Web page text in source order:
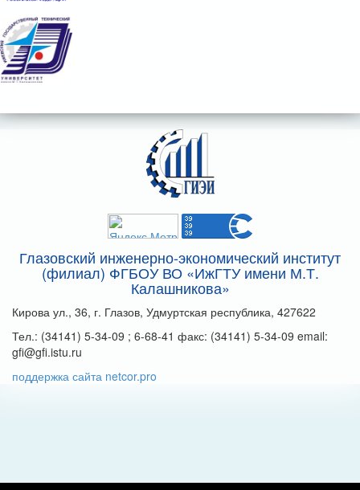
Глазовский инженерно-экономический институт
(филиал) ФГБОУ ВО «ИжГТУ имени М.Т.
Калашникова»
Кирова ул., 36, г. Глазов, Удмуртская республика, 427622
Тел.: (34141) 5-34-09 ; 6-68-41 факс: (34141) 5-34-09 email:
gfi@gfi.istu.ru
поддержка сайта netcor.pro